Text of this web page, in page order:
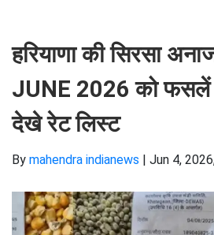
हरियाणा की सिरसा
JUNE 2026 को फसलें
देखे रेट लिस्ट
By mahendra indianews | Jun 4,